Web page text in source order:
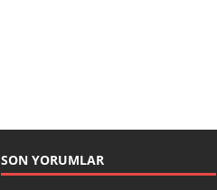
SON YORUMLAR